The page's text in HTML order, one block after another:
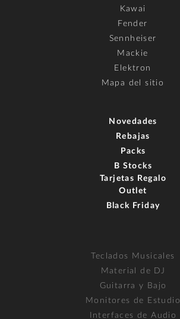
Kawai
Fender
Sennheiser
Mackie
Elektron
Mapa del sitio
Novedades
Rebajas
Packs
B Stocks
Tarjetas Regalo
Outlet
Black Friday
Teclados Musicales
Material de DJ
Guitarra y Bajo
Monitores de Estudio
Interfaces de Audio